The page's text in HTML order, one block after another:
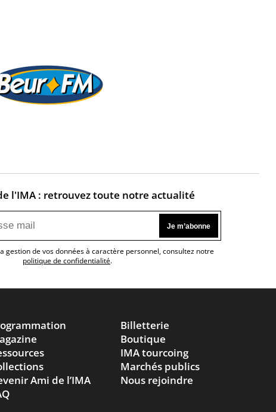
l'IMA : retrouvez toute notre actualité
gestion de vos données à caractère personnel, consultez notre
politique de confidentialité.
Ami de l’IMA
Billetterie
Boutique
IMA tourcoing
Marchés publics
Nous rejoindre